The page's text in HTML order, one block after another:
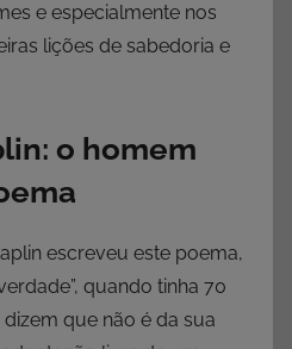
e especialmente nos
lições de sabedoria e
o homem
escreveu este poema,
quando tinha 70
que não é da sua